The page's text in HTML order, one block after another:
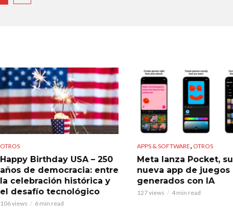
OTROS
Happy Birthday USA – 250
años de democracia: entre
la celebración histórica y
el desafío tecnológico
106 views 6 min read
APPS & SOFTWARE, OTROS
Meta lanza Pocket, su
nueva app de juegos
generados con IA
127 views 4 min read